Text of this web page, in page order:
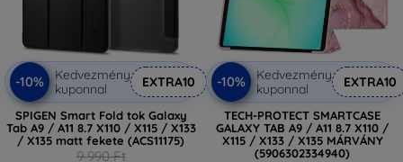
-10%
Kedvezmény
kuponnal
EXTRA10
SPIGEN Smart Fold tok Galaxy
Tab A9 / A11 8.7 X110 / X115 / X133
/ X135 matt fekete (ACS11175)
9 990 Ft
-10%
Kedvezmény
kuponnal
EXTRA10
TECH-PROTECT SMARTCASE
GALAXY TAB A9 / A11 8.7 X110 /
X115 / X133 / X135 MÁRVÁNY
(5906302334940)